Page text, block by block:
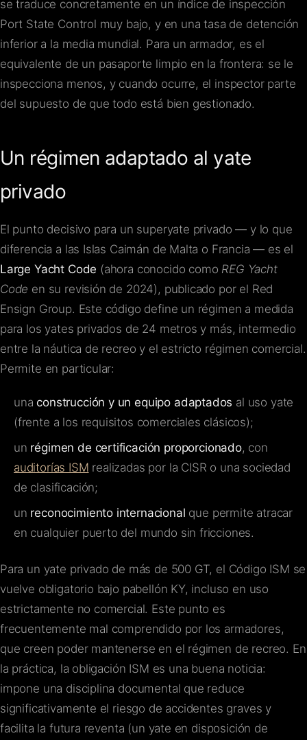
se traduce concretamente en un índice de inspección
Port State Control muy bajo, y en una tasa de detención
inferior a la media mundial. Para un armador, es el
equivalente de un pasaporte limpio en la frontera: se le
inspecciona menos, y cuando ocurre, el inspector parte
del supuesto de que todo está bien gestionado.
Un régimen adaptado al yate
privado
El punto decisivo para un superyate privado — y lo que
diferencia a las Islas Caimán de Malta o Francia — es el
Large Yacht Code (ahora conocido como REG Yacht
Code en su revisión de 2024), publicado por el Red
Ensign Group. Este código define un régimen a medida
para los yates privados de 24 metros y más, intermedio
entre la náutica de recreo y el estricto régimen comercial.
Permite en particular:
unaconstrucción y un equipo adaptados al uso yate
(frente a los requisitos comerciales clásicos);
un régimen de certificación proporcionado, con
auditorías ISM realizadas por la CISR o una sociedad
de clasificación;
un reconocimiento internacional que permite atracar
en cualquier puerto del mundo sin fricciones.
Para un yate privado de más de 500 GT, el Código ISM se
vuelve obligatorio bajo pabellón KY, incluso en uso
estrictamente no comercial. Este punto es
frecuentemente mal comprendido por los armadores,
que creen poder mantenerse en el régimen de recreo. En
la práctica, la obligación ISM es una buena noticia:
impone una disciplina documental que reduce
significativamente el riesgo de accidentes graves y
facilita la futura reventa (un yate en disposición de